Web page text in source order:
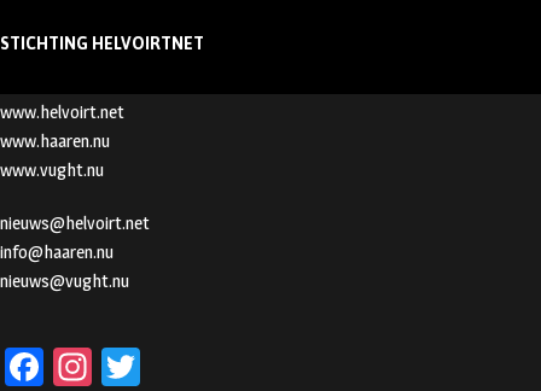
STICHTING HELVOIRTNET
www.helvoirt.net
www.haaren.nu
www.vught.nu
nieuws@helvoirt.net
info@haaren.nu
nieuws@vught.nu
Fa In